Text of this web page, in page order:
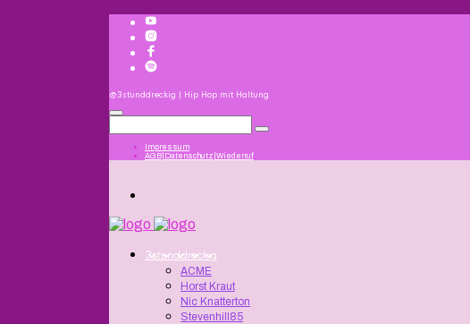
@3stunddreckig | Hip Hop mit Haltung
Impressum
AGB|Datenschutz|Wiederruf
3stunddreckig
ACME
Horst Kraut
Nic Knatterton
Stevenhill85